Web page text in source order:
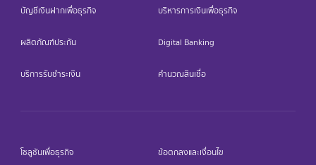
บัญชีเงินฝากเพื่อธุรกิจ บริหารการเงินเพื่อธุรกิจ
ผลิตภัณฑ์ประกัน Digital Banking
บริการรับชำระเงิน คำนวณสินเชื่อ
โซลูชันเพื่อธุรกิจ ข้อตกลงและเงื่อนไข